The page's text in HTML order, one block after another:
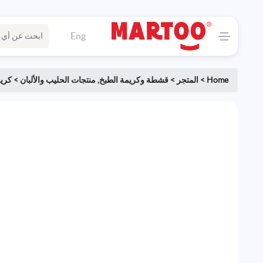
Eng
Home
> المتجر >قشطة وكريمة الطبخ, منتجات الحليب والألبان >